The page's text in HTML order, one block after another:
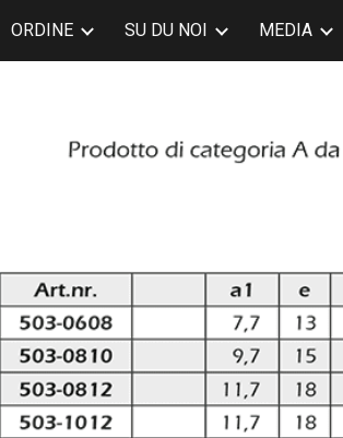
Skip to navigation
ORDINE SU DU NOI MEDIA